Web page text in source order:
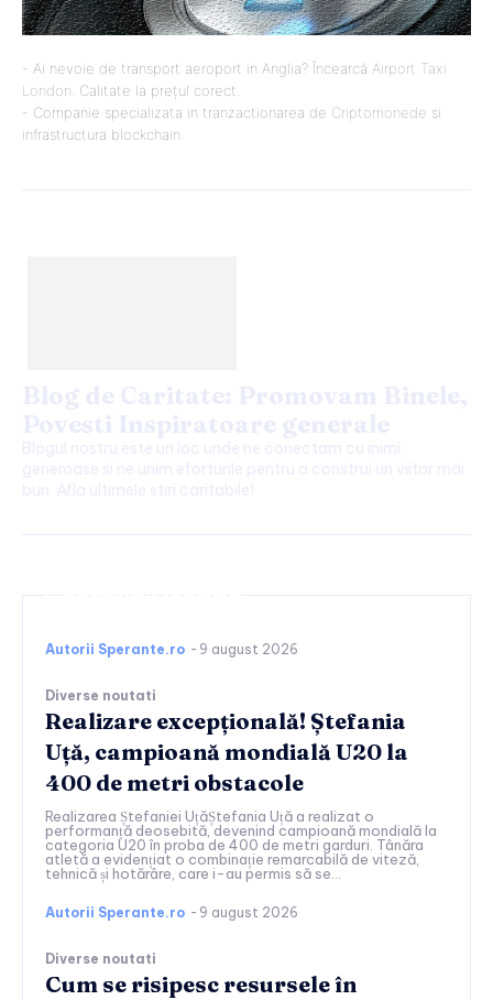
- Ai nevoie de transport aeroport in Anglia? Încearcă Airport Taxi
London . Calitate la prețul corect.
- Companie specializata in tranzactionarea de Criptomonede si
infrastructura blockchain.
Autorii Sperante.ro - 9 august 2026
Diverse noutati
Realizare excepțională! Ștefania
Uță, campioană mondială U20 la
400 de metri obstacole
Realizarea Ștefaniei UțăȘtefania Uță a realizat o
performanță deosebită, devenind campioană mondială la
categoria U20 în proba de 400 de metri garduri. Tânăra
atletă a evidențiat o combinație remarcabilă de viteză,
tehnică și hotărâre, care i-au permis să se...
Autorii Sperante.ro - 9 august 2026
Diverse noutati
Cum se risipesc resursele în